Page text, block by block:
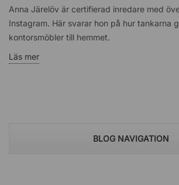
Anna Järelöv är certifierad inredare med
Instagram. Här svarar hon på hur tankarna
kontorsmöbler till hemmet.
Läs mer
BLOG NAVIGATION